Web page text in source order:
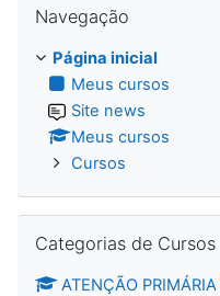
Navegação
Página inicial
Meus cursos
Site news
Meus cursos
Cursos
Categorias de Cursos
ATENÇÃO